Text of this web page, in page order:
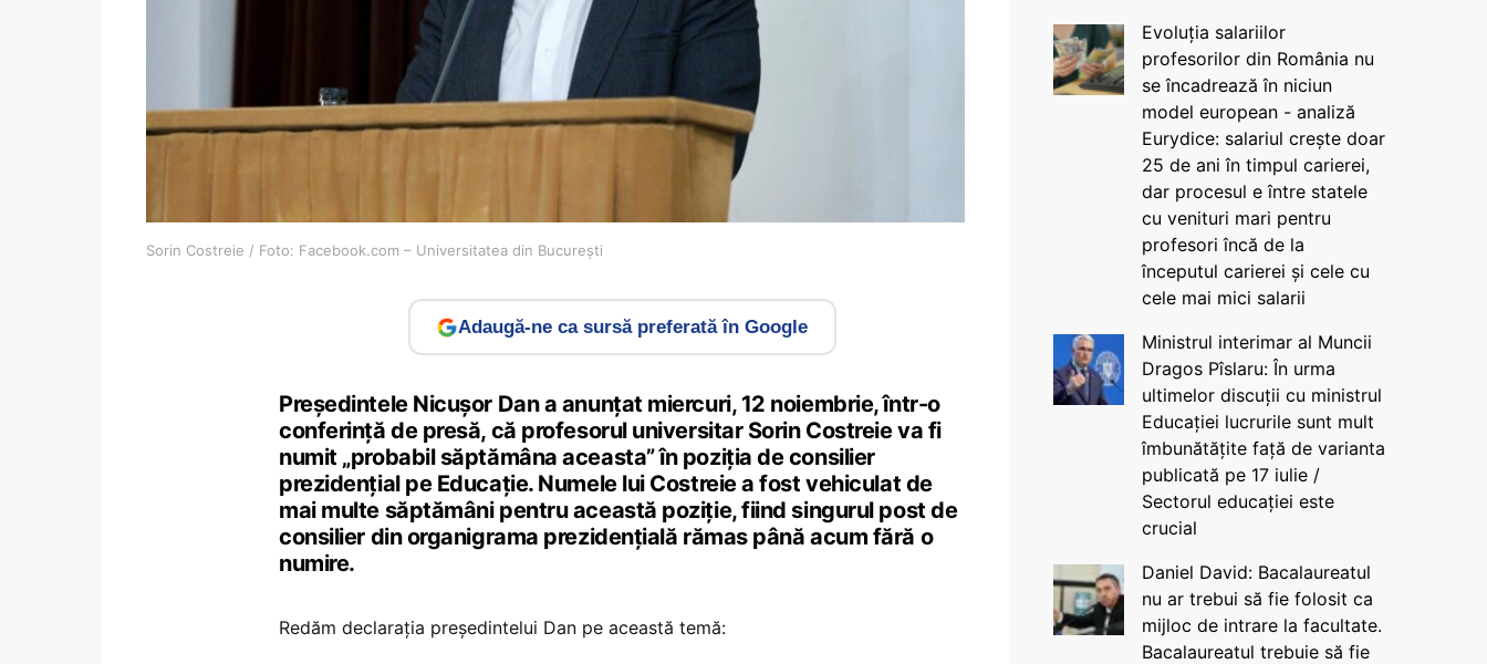
Sorin Costreie / Foto: Facebook.com – Universitatea din București
Adaugă-ne ca sursă preferată în Google
Președintele Nicușor Dan a anunțat miercuri, 12 noiembrie, într-o
conferință de presă, că profesorul universitar Sorin Costreie va fi
numit „probabil săptămâna aceasta” în poziția de consilier
prezidențial pe Educație. Numele lui Costreie a fost vehiculat de
mai multe săptămâni pentru această poziție, fiind singurul post de
consilier din organigrama prezidențială rămas până acum fără o
numire.
Redăm declarația președintelui Dan pe această temă:
Evoluția salariilor
profesorilor din România nu
se încadrează în niciun
model european - analiză
Eurydice: salariul crește doar
25 de ani în timpul carierei,
dar procesul e între statele
cu venituri mari pentru
profesori încă de la
începutul carierei și cele cu
cele mai mici salarii
Ministrul interimar al Muncii
Dragos Pîslaru: În urma
ultimelor discuții cu ministrul
Educației lucrurile sunt mult
îmbunătățite față de varianta
publicată pe 17 iulie /
Sectorul educației este
crucial
Daniel David: Bacalaureatul
nu ar trebui să fie folosit ca
mijloc de intrare la facultate.
Bacalaureatul trebuie să fie